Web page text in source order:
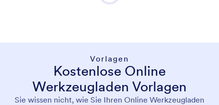
Vorlagen
Kostenlose Online
Werkzeugladen Vorlagen
Sie wissen nicht, wie Sie Ihren Online Werkzeugladen